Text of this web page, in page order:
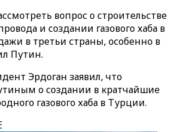
вопрос о строительстве
и создании газового хаба в
в третьи страны, особенно в
Путин.
Эрдоган заявил, что
о создании в кратчайшие
газового хаба в Турции.